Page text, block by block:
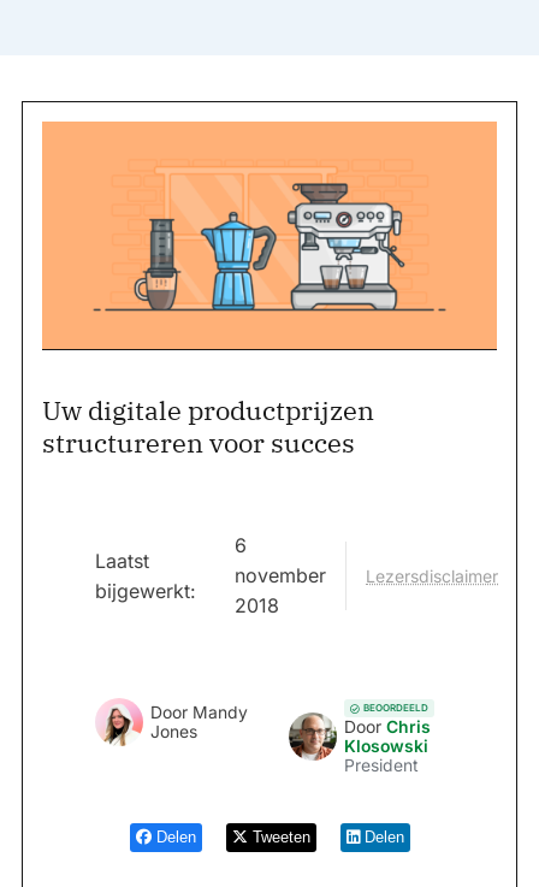
Uw digitale productprijzen
structureren voor succes
Laatst
bijgewerkt:
6
november
2018
Lezersdisclaimer
Door Mandy
Jones
BEOORDEELD
Door Chris
Klosowski
President
Delen Tweeten Delen